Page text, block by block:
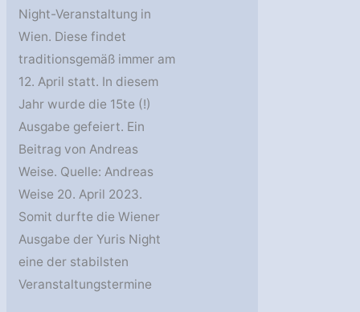
Night-Veranstaltung in
Wien. Diese findet
traditionsgemäß immer am
12. April statt. In diesem
Jahr wurde die 15te (!)
Ausgabe gefeiert. Ein
Beitrag von Andreas
Weise. Quelle: Andreas
Weise 20. April 2023.
Somit durfte die Wiener
Ausgabe der Yuris Night
eine der stabilsten
Veranstaltungstermine